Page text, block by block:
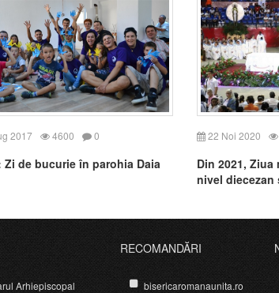
2017 4600 0
Zi de bucurie în parohia Daia
22 Noi 2020
Din 2021,
nivel diecezan
Arhiepiscopal
RECOMANDĂRI
bisericaromanaunita.ro